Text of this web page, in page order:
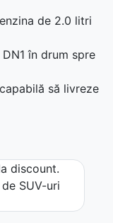
de 2.0 litri
în drum spre
să livreze
discount.
SUV-uri